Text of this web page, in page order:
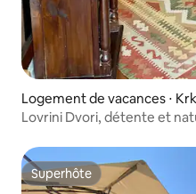
Logement de vacances ⋅ Krk
Lovrini Dvori, détente et
Superhôte
Superhôte